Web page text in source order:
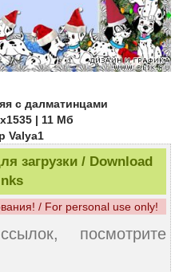
с далматинцами
| 11 Мб
Valya1
загрузки / Download
/ For personal use only!
посмотрите